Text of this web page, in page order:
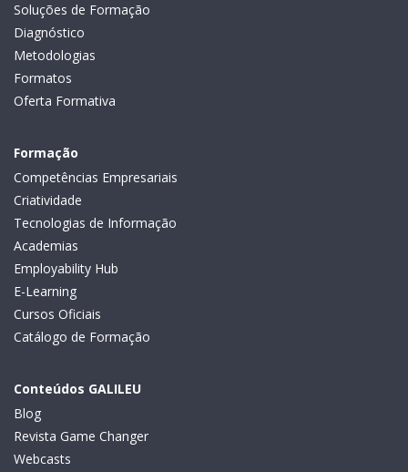
Soluções de Formação
Diagnóstico
Metodologias
Formatos
Oferta Formativa
Formação
Competências Empresariais
Criatividade
Tecnologias de Informação
Academias
Employability Hub
E-Learning
Cursos Oficiais
Catálogo de Formação
Conteúdos GALILEU
Blog
Revista Game Changer
Webcasts